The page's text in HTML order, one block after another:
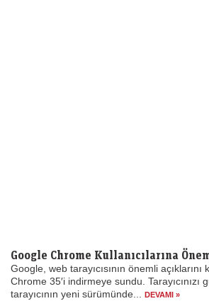
Google Chrome Kullanıcılarına
Google, web tarayıcısının önemli
Chrome 35′i indirmeye sundu. Tarayıcınızı
tarayıcının yeni sürümünde...
DEVAMI »